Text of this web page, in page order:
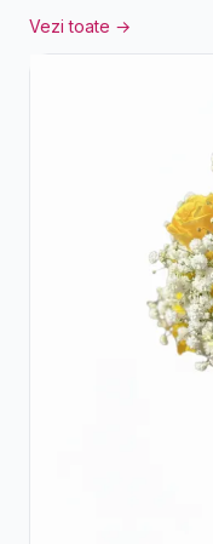
Vezi toate →